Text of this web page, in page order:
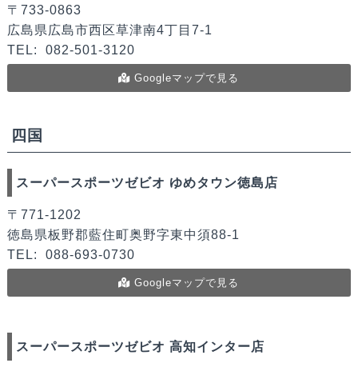
〒733-0863
広島県広島市西区草津南4丁目7-1
TEL:
082-501-3120
Googleマップで見る
四国
スーパースポーツゼビオ ゆめタウン徳島店
〒771-1202
徳島県板野郡藍住町奥野字東中須88-1
TEL:
088-693-0730
Googleマップで見る
スーパースポーツゼビオ 高知インター店